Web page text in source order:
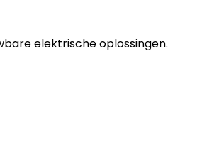
elektrische oplossingen.